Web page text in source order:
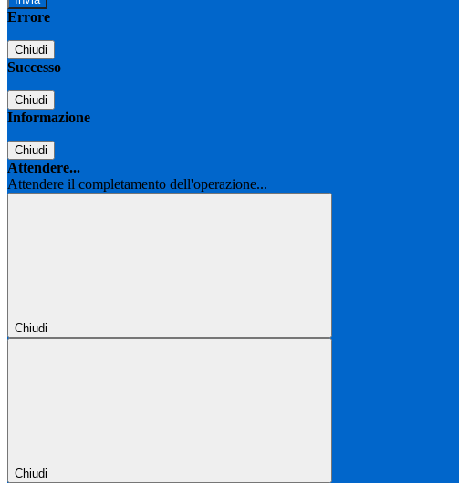
Errore
Chiudi
Successo
Chiudi
Informazione
Chiudi
Attendere...
Attendere il completamento dell'operazione...
Chiudi
Chiudi